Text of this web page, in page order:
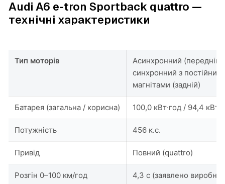
Audi A6 e-tron Sportback quattro —
технічні характеристики
Тип моторів
Асинхронний (передній)
синхронний з
магнітами (задній)
Батарея (загальна / корисна) 100,0 кВт·год / 94,4
Потужність 456 к.с.
Привід Повний (quattro)
Розгін 0–100 км/год 4,3 с (заявлено